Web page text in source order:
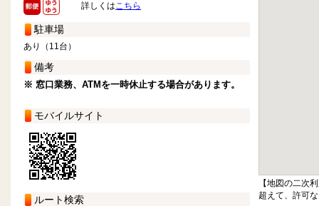
詳しくはこちら
駐車場
あり（11台）
備考
※ 窓口業務、ATMを一時休止する場合があります。
モバイルサイト
ルート検索
【地図の二次
超えて、許可